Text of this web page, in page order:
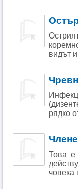
видът
рядко
Това е
човека